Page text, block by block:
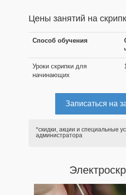
Цены занятий на
Способ обучения
Уроки скрипки для
начинающих
Записаться на
*скидки, акции и специальные
администратора